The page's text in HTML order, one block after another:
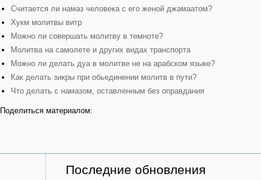
Считается ли намаз человека с его женой джамаатом?
Хукм молитвы витр
Можно ли совершать молитву в темноте?
Молитва на самолете и других видах транспорта
Можно ли делать дуа в молитве не на арабском языке?
Как делать зикры при обьединении молитв в пути?
Что делать с намазом, оставленным без оправдания
Поделиться материалом:
Последние обновления